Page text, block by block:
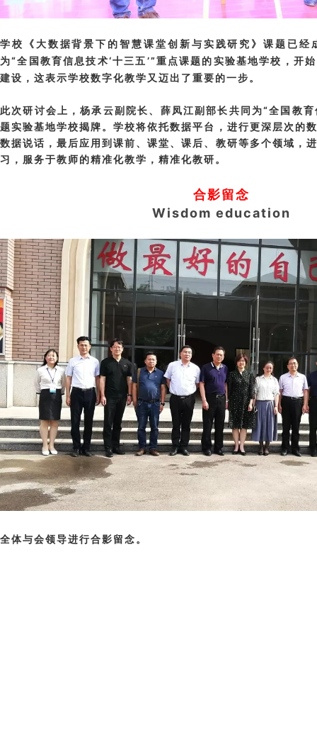
学校《大数据背景下的智慧课堂创新与实践研究》课题已经
为“全国教育信息技术‘十三五’”重点课题的实验基地学校，开
建设，这表示学校数字化教学又迈出了重要的一步。
此次研讨会上，杨承云副院长、薛凤江副部长共同为“全国教育
题实验基地学校揭牌。学校将依托数据平台，进行更深层次的
数据说话，最后应用到课前、课堂、课后、教研等多个领域，
习，服务于教师的精准化教学，精准化教研。
合影留念
Wisdom education
全体与会领导进行合影留念。